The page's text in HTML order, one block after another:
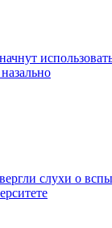
слухи о